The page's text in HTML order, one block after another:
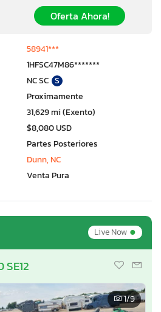
Oferta Ahora!
58941***
1HFSC47M86*******
NC SC S
Proximamente
31,629 mi (Exento)
$8,080 USD
Partes Posteriores
Dunn, NC
Venta Pura
Live Now•
1/9